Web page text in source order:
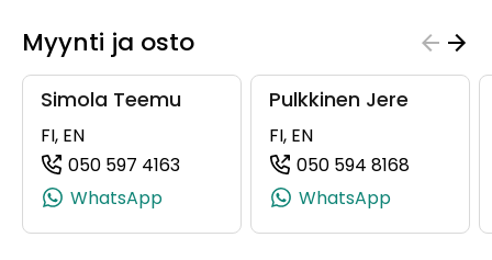
Myynti ja osto
Simola Teemu
FI, EN
050 597 4163
(+358505974163, 0505974163,
WhatsApp
Pulkkinen Jere
FI, EN
050 594 8168
WhatsApp